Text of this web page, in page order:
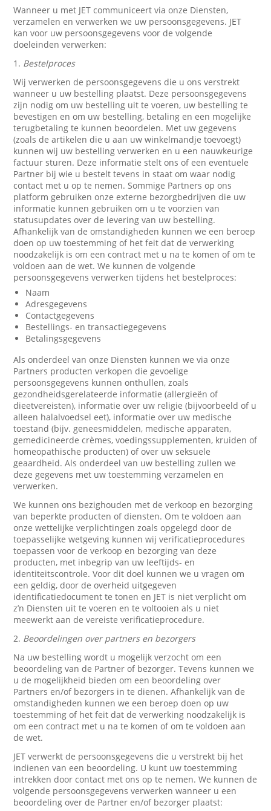
Wanneer u met JET communiceert via onze Diensten,
verzamelen en verwerken we uw persoonsgegevens. JET
kan voor uw persoonsgegevens voor de volgende
doeleinden verwerken:
1. Bestelproces
Wij verwerken de persoonsgegevens die u ons verstrekt
wanneer u uw bestelling plaatst. Deze persoonsgegevens
zijn nodig om uw bestelling uit te voeren, uw bestelling te
bevestigen en om uw bestelling, betaling en een mogelijke
terugbetaling te kunnen beoordelen. Met uw gegevens
(zoals de artikelen die u aan uw winkelmandje toevoegt)
kunnen wij uw bestelling verwerken en u een nauwkeurige
factuur sturen. Deze informatie stelt ons of een eventuele
Partner bij wie u bestelt tevens in staat om waar nodig
contact met u op te nemen. Sommige Partners op ons
platform gebruiken onze externe bezorgbedrijven die uw
informatie kunnen gebruiken om u te voorzien van
statusupdates over de levering van uw bestelling.
Afhankelijk van de omstandigheden kunnen we een beroep
doen op uw toestemming of het feit dat de verwerking
noodzakelijk is om een contract met u na te komen of om te
voldoen aan de wet. We kunnen de volgende
persoonsgegevens verwerken tijdens het bestelproces:
Naam
Adresgegevens
Contactgegevens
Bestellings- en transactiegegevens
Betalingsgegevens
Als onderdeel van onze Diensten kunnen we via onze
Partners producten verkopen die gevoelige
persoonsgegevens kunnen onthullen, zoals
gezondheidsgerelateerde informatie (allergieën of
dieetvereisten), informatie over uw religie (bijvoorbeeld of u
alleen halalvoedsel eet), informatie over uw medische
toestand (bijv. geneesmiddelen, medische apparaten,
gemedicineerde crèmes, voedingssupplementen, kruiden of
homeopathische producten) of over uw seksuele
geaardheid. Als onderdeel van uw bestelling zullen we
deze gegevens met uw toestemming verzamelen en
verwerken.
We kunnen ons bezighouden met de verkoop en bezorging
van beperkte producten of diensten. Om te voldoen aan
onze wettelijke verplichtingen zoals opgelegd door de
toepasselijke wetgeving kunnen wij verificatieprocedures
toepassen voor de verkoop en bezorging van deze
producten, met inbegrip van uw leeftijds- en
identiteitscontrole. Voor dit doel kunnen we u vragen om
een geldig, door de overheid uitgegeven
identificatiedocument te tonen en JET is niet verplicht om
z’n Diensten uit te voeren en te voltooien als u niet
meewerkt aan de vereiste verificatieprocedure.
2. Beoordelingen over partners en bezorgers
Na uw bestelling wordt u mogelijk verzocht om een
beoordeling van de Partner of bezorger. Tevens kunnen we
u de mogelijkheid bieden om een beoordeling over
Partners en/of bezorgers in te dienen. Afhankelijk van de
omstandigheden kunnen we een beroep doen op uw
toestemming of het feit dat de verwerking noodzakelijk is
om een contract met u na te komen of om te voldoen aan
de wet.
JET verwerkt de persoonsgegevens die u verstrekt bij het
indienen van een beoordeling. U kunt uw toestemming
intrekken door contact met ons op te nemen. We kunnen de
volgende persoonsgegevens verwerken wanneer u een
beoordeling over de Partner en/of bezorger plaatst: